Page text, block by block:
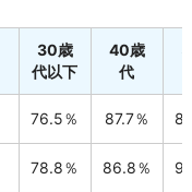
30歳
代以下
40歳
代
76.5％ 87.7％
78.8％ 86.8％